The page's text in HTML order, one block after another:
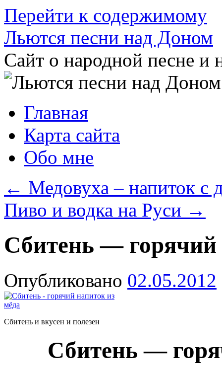
Перейти к содержимому
Льются песни над Доном
Сайт о народной песне и
Главная
Карта сайта
Обо мне
← Медовуха – напиток с
Пиво и водка на Руси →
Сбитень — горячий
Опубликовано 02.05.2012
Сбитень и вкусен и полезен
Сбитень —